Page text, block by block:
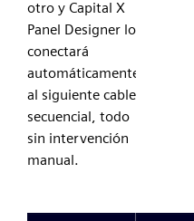
otro y Capital X
Panel Designer los
conectará
automáticamente
al siguiente cable
secuencial, todo
sin intervención
manual.